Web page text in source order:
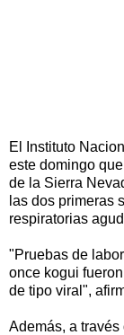
El Instituto
este domingo
de la Sierra
las dos primeras
respiratorias
"Pruebas de
once kogui
de tipo viral",
Además, a través